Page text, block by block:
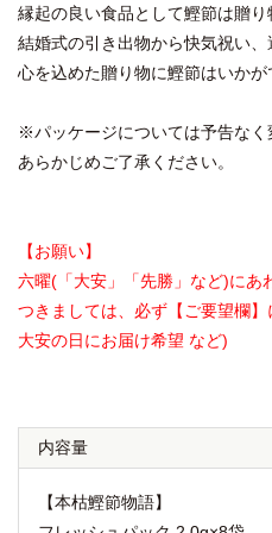
縁起の良い食品として鰹節は贈り
結婚式の引き出物から快気祝い
心を込めた贈り物に鰹節はいかが
※パッケージについては予告なく
あらかじめご了承ください。
【お願い】
六曜(「大安」「先勝」など)にあ
つきましては、必ず【ご要望欄
大安の日にお届け希望 など)
内容量
【本枯鰹節物語】